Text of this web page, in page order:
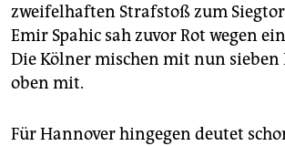
zweifelhaften Strafstoß zum
Emir Spahic sah zuvor Rot wegen
Die Kölner mischen mit nun sieben
oben mit.
Für Hannover hingegen deutet